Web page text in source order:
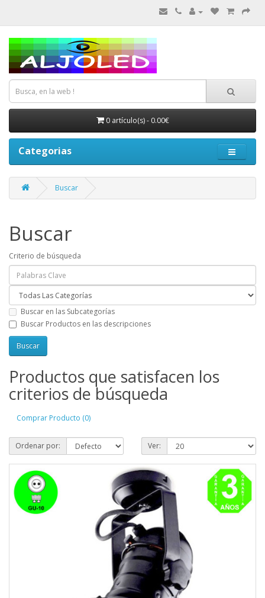
0 artículo(s) - 0.00€
Categorias
Buscar
Buscar
Criterio de búsqueda
Buscar en las Subcategorías
Buscar Productos en las descripciones
Productos que satisfacen los
criterios de búsqueda
Comprar Producto (0)
Ordenar por: Ver: